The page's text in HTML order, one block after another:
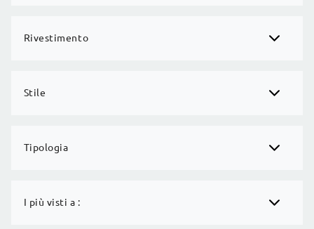
Rivestimento
Stile
Tipologia
I più visti a :